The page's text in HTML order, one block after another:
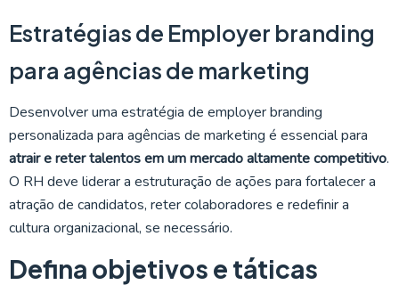
Estratégias de Employer branding
para agências de marketing
Desenvolver uma estratégia de employer branding
personalizada para agências de marketing é essencial para
atrair e reter talentos em um mercado altamente competitivo.
O RH deve liderar a estruturação de ações para fortalecer a
atração de candidatos, reter colaboradores e redefinir a
cultura organizacional, se necessário.
Defina objetivos e táticas